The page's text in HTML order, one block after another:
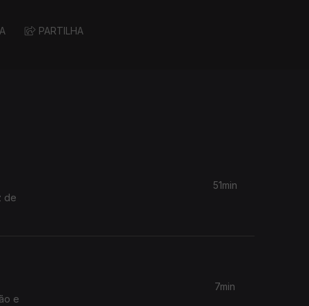
PARTILHA
de
51min
e
7min